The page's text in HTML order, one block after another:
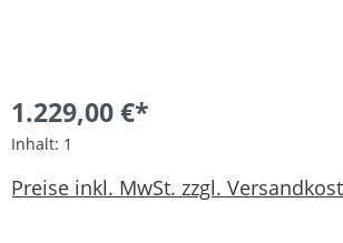
1.229,00 €*
Inhalt: 1
Preise inkl. MwSt. zzgl.